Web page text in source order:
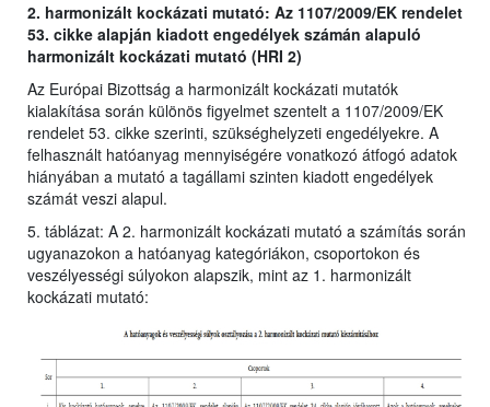
2. harmonizált kockázati mutató: Az 1107/2009/EK rendelet
53. cikke alapján kiadott engedélyek számán alapuló
harmonizált kockázati mutató (HRI 2)
Az Európai Bizottság a harmonizált kockázati mutatók
kialakítása során különös figyelmet szentelt a 1107/2009/EK
rendelet 53. cikke szerinti, szükséghelyzeti engedélyekre. A
felhasznált hatóanyag mennyiségére vonatkozó átfogó adatok
hiányában a mutató a tagállami szinten kiadott engedélyek
számát veszi alapul.
5. táblázat: A 2. harmonizált kockázati mutató a számítás során
ugyanazokon a hatóanyag kategóriákon, csoportokon és
veszélyességi súlyokon alapszik, mint az 1. harmonizált
kockázati mutató: